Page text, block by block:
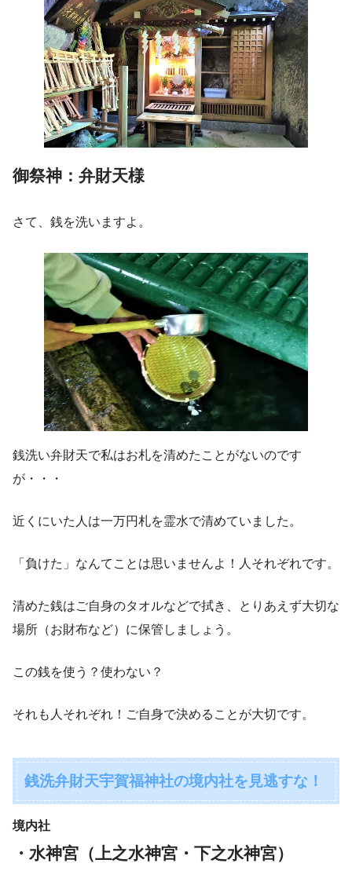
御祭神：弁財天様
さて、銭を洗いますよ。
銭洗い弁財天で私はお札を清めたことがないのです
が・・・
近くにいた人は一万円札を霊水で清めていました。
「負けた」なんてことは思いませんよ！人それぞれです。
清めた銭はご自身のタオルなどで拭き、とりあえず大切な
場所（お財布など）に保管しましょう。
この銭を使う？使わない？
それも人それぞれ！ご自身で決めることが大切です。
銭洗弁財天宇賀福神社の境内社を見逃すな！
境内社
・水神宮（上之水神宮・下之水神宮）